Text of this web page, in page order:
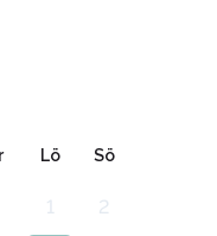
Lö Sö
1 2